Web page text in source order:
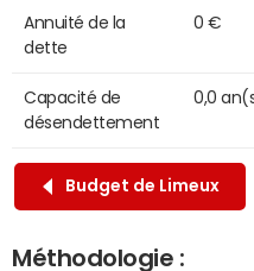
Annuité de la
dette
0 €
Capacité de
désendettement
0,0
Budget de Limeux
Méthodologie :